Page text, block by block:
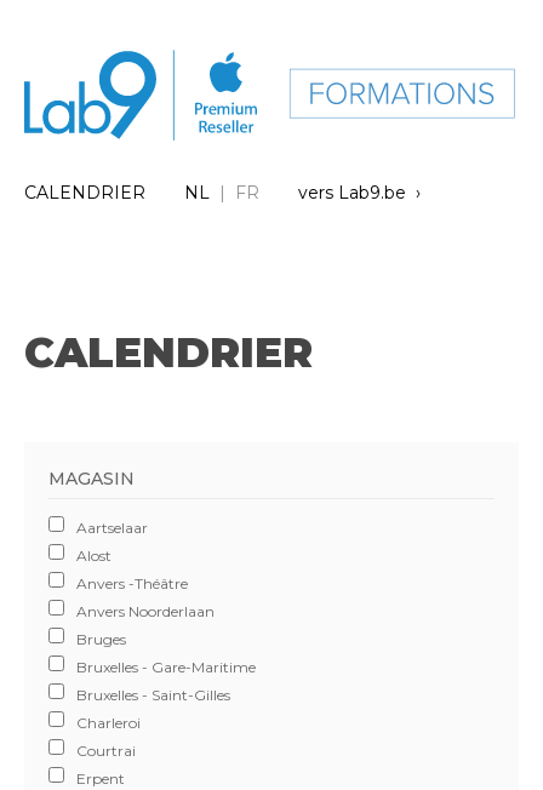
CALENDRIER NL | FR vers Lab9.be ›
CALENDRIER
MAGASIN
Aartselaar
Alost
Anvers -Théâtre
Anvers Noorderlaan
Bruges
Bruxelles - Gare-Maritime
Bruxelles - Saint-Gilles
Charleroi
Courtrai
Erpent